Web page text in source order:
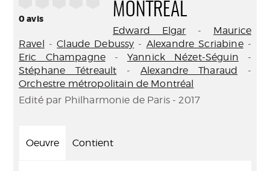
0avis
MONTRÉAL
Edward Elgar - Maurice
Ravel -Claude Debussy - Alexandre Scriabine-
Eric Champagne - Yannick Nézet-Séguin -
Stéphane Tétreault - Alexandre Tharaud -
Orchestre métropolitain de Montréal
Edité par Philharmonie de Paris - 2017
Oeuvre Contient